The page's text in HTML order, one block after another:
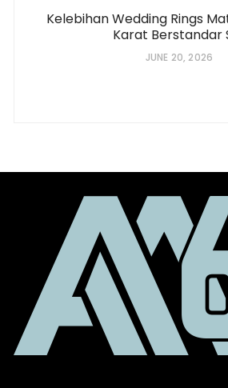
Kelebihan Wedding Rings
Karat Berstandar
JUNE 20, 2026